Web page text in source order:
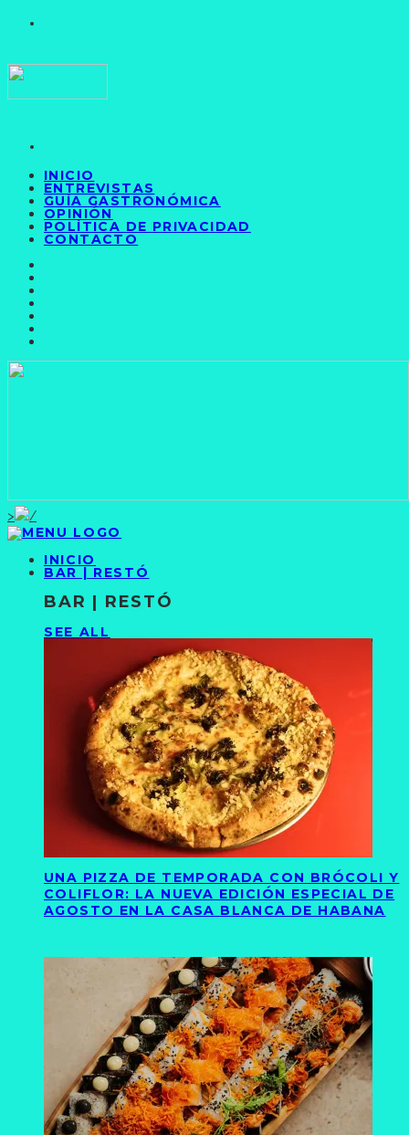
INICIO
ENTREVISTAS
GUÍA GASTRONÓMICA
OPINIÓN
POLÍTICA DE PRIVACIDAD
CONTACTO
>
INICIO
BAR | RESTÓ
BAR | RESTÓ
SEE ALL
UNA PIZZA DE TEMPORADA CON BRÓCOLI Y
COLIFLOR: LA NUEVA EDICIÓN ESPECIAL DE
AGOSTO EN LA CASA BLANCA DE HABANA